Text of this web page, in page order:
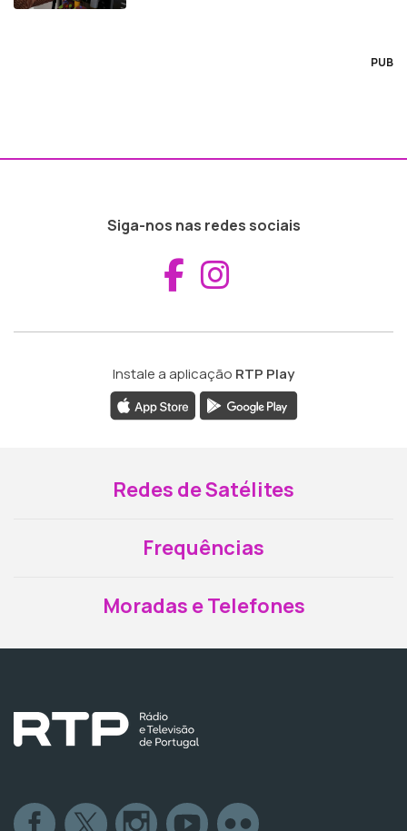
PUB
Siga-nos nas redes sociais
Aceder ao
Instale a aplicação RTP Play
Redes de Satélites
Frequências
Moradas e Telefones